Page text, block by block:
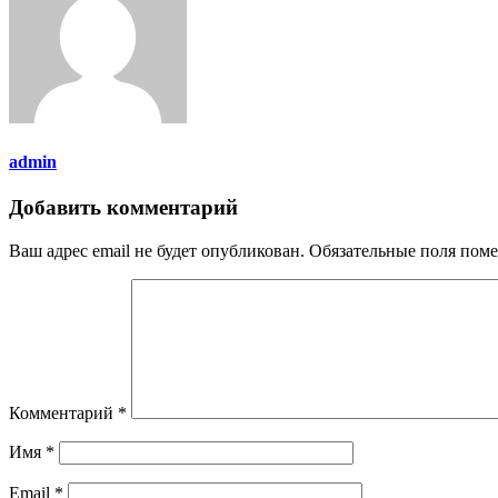
admin
Добавить комментарий
Ваш адрес email не будет опубликован. Обязательные поля
Комментарий *
Имя *
Email *